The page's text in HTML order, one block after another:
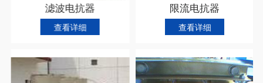
滤波电抗器
查看详细
限流电抗器
查看详细